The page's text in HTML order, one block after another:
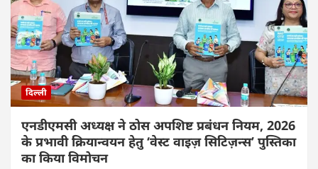
दिल्ली
एनडीएमसी अध्यक्ष ने ठोस अपशिष्ट प्रबंधन नियम, 2026
के प्रभावी क्रियान्वयन हेतु ‘वेस्ट वाइज़ सिटिज़न्स’ पुस्तिका
का किया विमोचन